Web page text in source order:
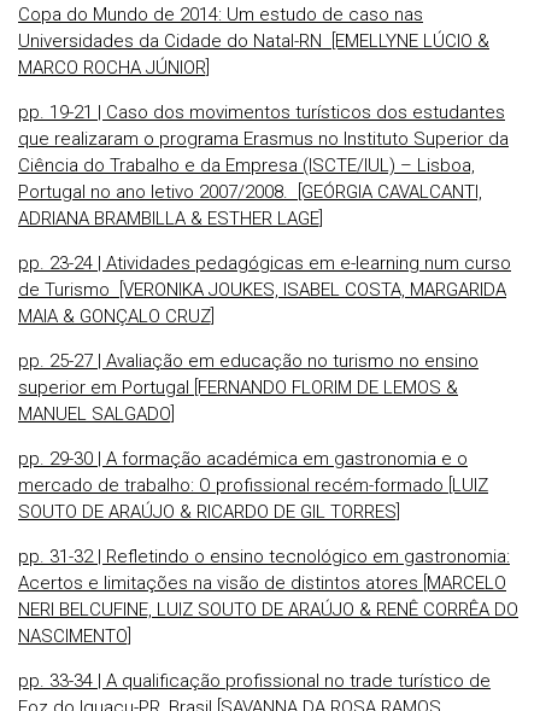
Copa do Mundo de 2014: Um estudo de caso nas
Universidades da Cidade do Natal-RN [EMELLYNE LÚCIO &
MARCO ROCHA JÚNIOR]
pp. 19-21 | Caso dos movimentos turísticos dos estudantes
que realizaram o programa Erasmus no Instituto Superior da
Ciência do Trabalho e da Empresa (ISCTE/IUL) – Lisboa,
Portugal no ano letivo 2007/2008. [GEÓRGIA CAVALCANTI,
ADRIANA BRAMBILLA & ESTHER LAGE]
pp. 23-24 | Atividades pedagógicas em e-learning num curso
de Turismo [VERONIKA JOUKES, ISABEL COSTA, MARGARIDA
MAIA & GONÇALO CRUZ]
pp. 25-27 | Avaliação em educação no turismo no ensino
superior em Portugal [FERNANDO FLORIM DE LEMOS &
MANUEL SALGADO]
pp. 29-30 | A formação académica em gastronomia e o
mercado de trabalho: O profissional recém-formado [LUIZ
SOUTO DE ARAÚJO & RICARDO DE GIL TORRES]
pp. 31-32 | Refletindo o ensino tecnológico em gastronomia:
Acertos e limitações na visão de distintos atores [MARCELO
NERI BELCUFINE, LUIZ SOUTO DE ARAÚJO & RENÊ CORRÊA DO
NASCIMENTO]
pp. 33-34 | A qualificação profissional no trade turístico de